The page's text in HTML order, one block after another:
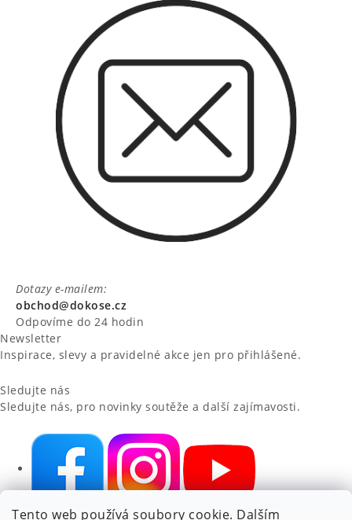
Tento web používá soubory cookie. Dalším
Dotazy e-mailem:
obchod@dokose.cz
Odpovíme do 24 hodin
Newsletter
Inspirace, slevy a pravidelné akce jen pro přihlášené.
Sledujte nás
Sledujte nás, pro novinky soutěže a další zajímavosti.